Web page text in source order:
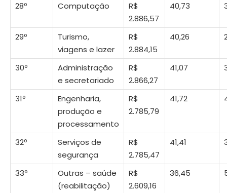
28º Computação
R$
2.886,57
40,73
29º
Turismo,
viagens e lazer
R$
2.884,15
40,26
30º
Administração
e secretariado
R$
2.866,27
41,07
31º
Engenharia,
produção e
processamento
R$
2.785,79
41,72
32º
Serviços de
segurança
R$
2.785,47
41,41
33º
Outras – saúde
(reabilitação)
R$
2.609,16
36,45